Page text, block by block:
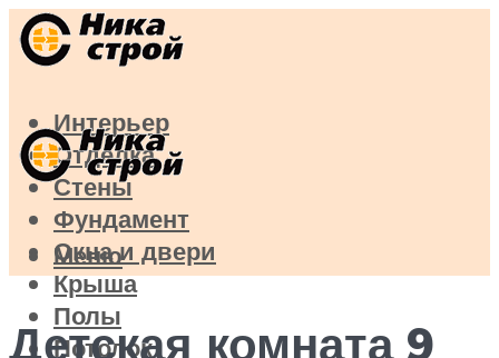
Интерьер
Отделка
Стены
Фундамент
Окна и двери
Крыша
Полы
Потолок
Меню
Детская комната 9